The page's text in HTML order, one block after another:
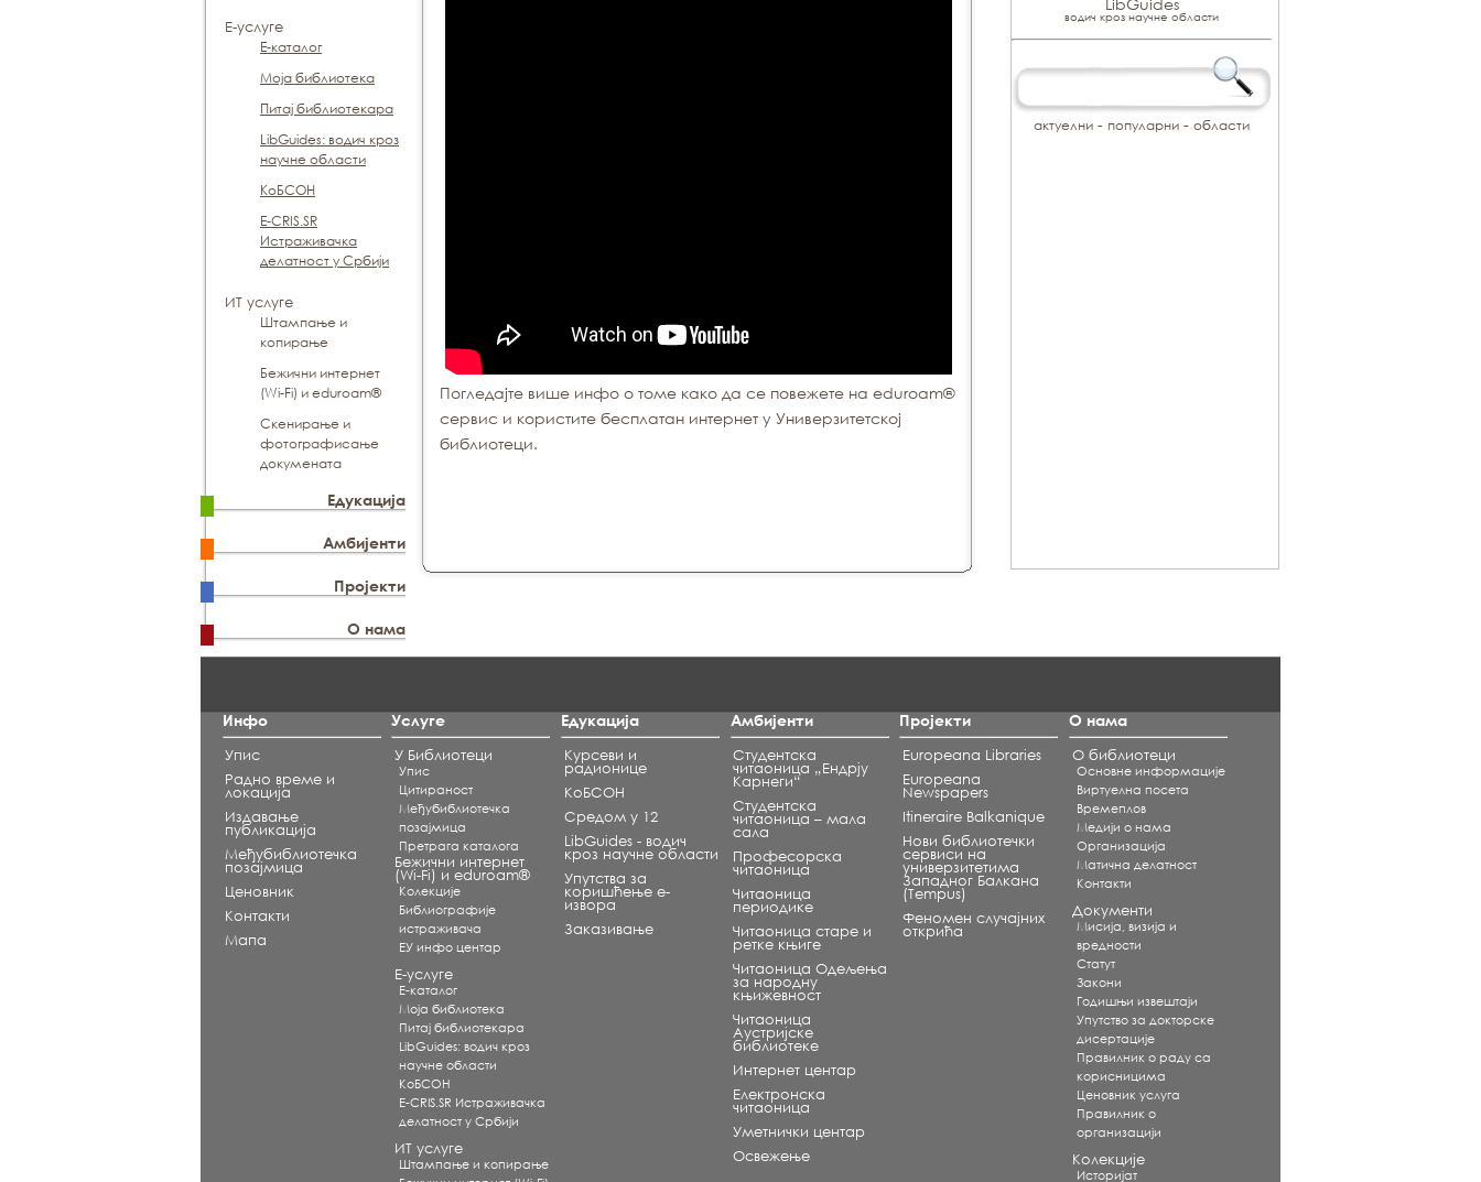
Е-услуге
Е-каталог
Моја библиотека
Питај библиотекара
LibGuides: водич кроз
научне области
КоБСОН
E-CRIS.SR
Истраживачка
делатност у Србији
ИТ услуге
Штампање и
копирање
Бежични интернет
(Wi-Fi) и eduroam®
Скенирање и
фотографисање
докумената
Едукација
Амбијенти
Пројекти
О нама
Погледајте више инфо о томе како да се повежете на eduroam®
сервис и користите бесплатан интернет у Универзитетској
библиотеци.
Инфо
Упис
Радно време и
локација
Издавање
публикација
Међубиблиотечка
позајмица
Ценовник
Контакти
Мапа
Услуге
У Библиотеци
Упис
Цитираност
Међубиблиотечка
позајмица
Претрага каталога
Бежични интернет
(Wi-Fi) и eduroam®
Koлекције
Библиографије
истраживача
ЕУ инфо центар
Е-услуге
Е-каталог
Моја библиотека
Питај библиотекара
LibGuides: водич кроз
научне области
КоБСОН
E-CRIS.SR Истраживачка
делатност у Србији
ИТ услуге
Штампање и копирање
Едукација
Курсеви и
радионице
КоБСОН
Средом у 12
LibGuides - водич
кроз научне области
Упутства за
коришћење е-
извора
Заказивање
Амбијенти
Студентска
читаоница „Ендрју
Карнеги“
Студентска
читаоница – мала
сала
Професорска
читаоница
Читаоница
периодике
Читаоница старе и
ретке књиге
Читаоница Одељења
за народну
књижевност
Читаоница
Аустријске
библиотеке
Интернет центар
Електронска
читаоница
Уметнички центар
Освежење
Пројекти
Europeana Libraries
Europeana
Newspapers
Itineraire Balkanique
Нови библиотечки
сервиси на
универзитетима
Западног Балкана
(Tempus)
Феномен случајних
открића
О нама
О библиотеци
Основне информације
Виртуелна посета
Времеплов
Медији о нама
Организација
Матична делатност
Контакти
Документи
Мисија, визија и
вредности
Статут
Закони
Годишњи извештаји
Упутство за докторске
дисертације
Правилник о раду са
корисницима
Ценовник услуга
Правилник о
организацији
Колекције
Историјат